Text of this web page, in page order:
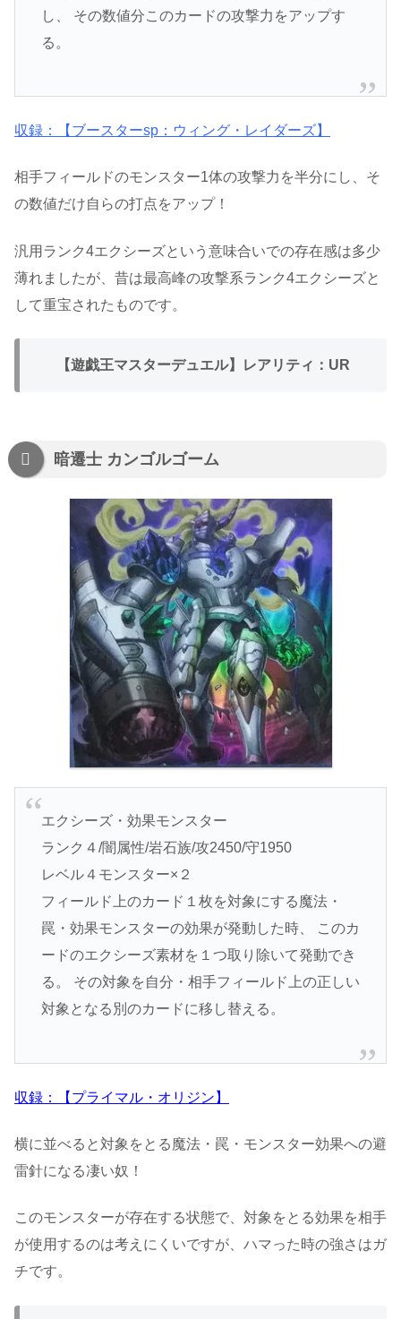
し、 その数値分このカードの攻撃力をアップす
る。
収録：【ブースターsp：ウィング・レイダーズ】
相手フィールドのモンスター1体の攻撃力を半分にし、そ
の数値だけ自らの打点をアップ！
汎用ランク4エクシーズという意味合いでの存在感は多少
薄れましたが、昔は最高峰の攻撃系ランク4エクシーズと
して重宝されたものです。
【遊戯王マスターデュエル】レアリティ：UR
暗遷士 カンゴルゴーム
エクシーズ・効果モンスター
ランク４/闇属性/岩石族/攻2450/守1950
レベル４モンスター×２
フィールド上のカード１枚を対象にする魔法・
罠・効果モンスターの効果が発動した時、 このカ
ードのエクシーズ素材を１つ取り除いて発動でき
る。 その対象を自分・相手フィールド上の正しい
対象となる別のカードに移し替える。
収録：【プライマル・オリジン】
横に並べると対象をとる魔法・罠・モンスター効果への避
雷針になる凄い奴！
このモンスターが存在する状態で、対象をとる効果を相手
が使用するのは考えにくいですが、ハマった時の強さはガ
チです。